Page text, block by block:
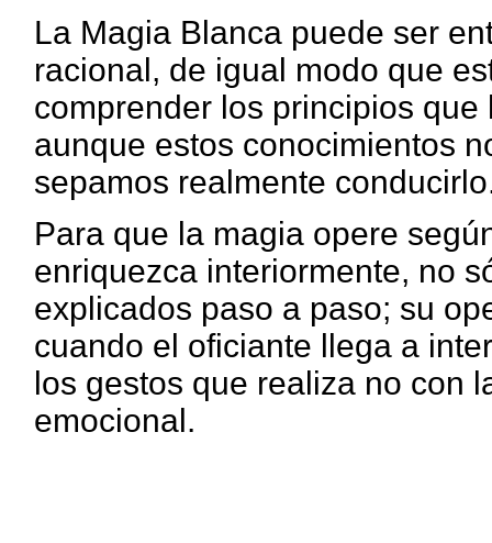
La Magia Blanca puede ser
racional, de igual modo que
comprender los principios
aunque estos conocimientos
sepamos realmente
Para que la magia opere
enriquezca interiormente, no
explicados paso a paso; su
cuando el oficiante llega a
los gestos que realiza no con
emocional.